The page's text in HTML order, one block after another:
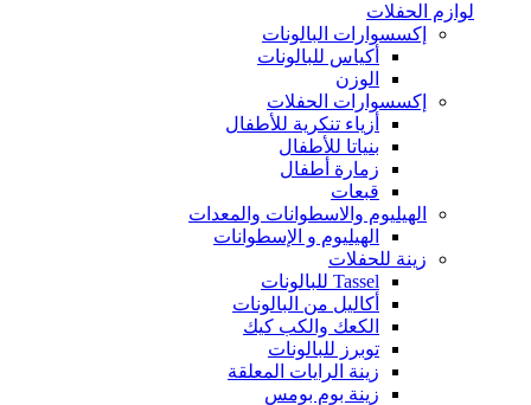
لوازم الحفلات
إكسسوارات البالونات
أكياس للبالونات
الوزن
إكسسوارات الحفلات
أزياء تنكرية للأطفال
بنياتا للأطفال
زمارة أطفال
قبعات
الهيليوم والاسطوانات والمعدات
الهيليوم و الإسطوانات
زينة للحفلات
Tassel للبالونات
أكاليل من البالونات
الكعك والكب كيك
توبرز للبالونات
زينة الرايات المعلقة
زينة بوم بومس